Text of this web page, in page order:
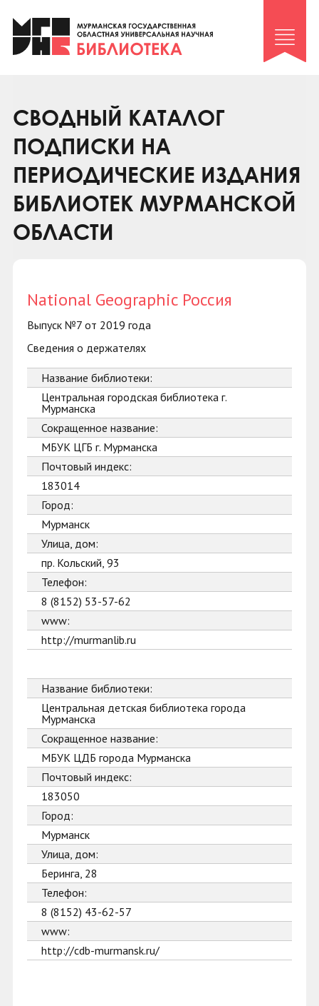
Клуб «Гиря и сельдерей»
Клуб «Семейный архив»
Коллегам
Контакты
СВОДНЫЙ КАТАЛОГ
ПОДПИСКИ НА
ПЕРИОДИЧЕСКИЕ ИЗДАНИЯ
БИБЛИОТЕК МУРМАНСКОЙ
ОБЛАСТИ
National Geographic Россия
Выпуск №7 от 2019 года
Сведения о держателях
Название библиотеки:
Центральная городская библиотека г.
Мурманска
Сокращенное название:
МБУК ЦГБ г. Мурманска
Почтовый индекс:
183014
Город:
Мурманск
Улица, дом:
пр. Кольский, 93
Телефон:
8 (8152) 53-57-62
www:
http://murmanlib.ru
Название библиотеки:
Центральная детская библиотека города
Мурманска
Сокращенное название:
МБУК ЦДБ города Мурманска
Почтовый индекс:
183050
Город:
Мурманск
Улица, дом:
Беринга, 28
Телефон:
8 (8152) 43-62-57
www:
http://cdb-murmansk.ru/